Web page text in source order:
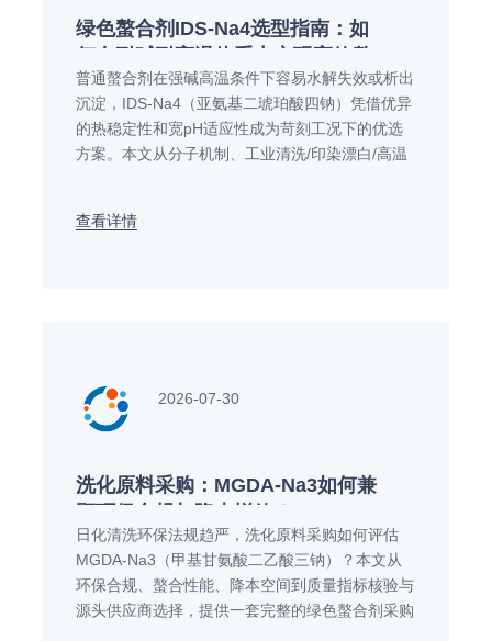
绿色螯合剂IDS-Na4选型指南：如
合？
普通螯合剂在强碱高温条件下容易水解失效或析出
沉淀，IDS-Na4（亚氨基二琥珀酸四钠）凭借优异
的热稳定性和宽pH适应性成为苛刻工况下的优选
方案。本文从分子机制、工业清洗/印染漂白/高温
系中实现稳定高效的螯合效果。
查看详情
2026-07-30
洗化原料采购：MGDA-Na3如何兼
日化清洗环保法规趋严，洗化原料采购如何评估
MGDA-Na3（甲基甘氨酸二乙酸三钠）？本文从
环保合规、螯合性能、降本空间到质量指标核验与
源头供应商选择，提供一套完整的绿色螯合剂采购